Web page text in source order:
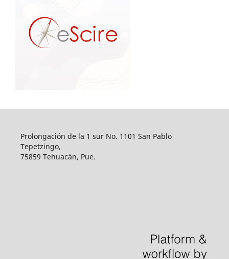
Prolongación de la 1 sur No. 1101 San Pablo
Tepetzingo,
75859 Tehuacán, Pue.